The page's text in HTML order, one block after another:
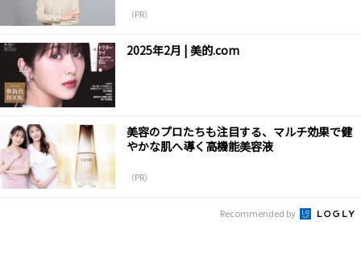
（PR）
2025年2月 | 美的.com
美容のプロたちも注目する、マルチ効果で健
やかな肌へ導く高機能美容液
（PR）
Recommended by